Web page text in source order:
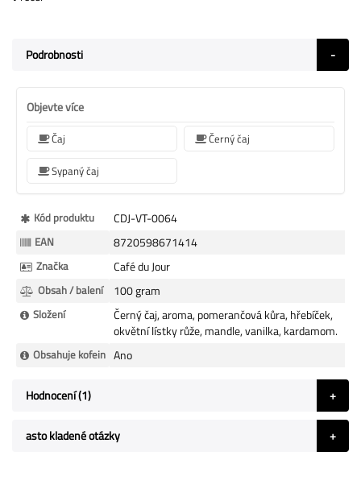
Podrobnosti
Objevte více
Čaj
Černý čaj
Sypaný čaj
Více
informací
Kód produktu CDJ-VT-0064
EAN 8720598671414
Značka Café du Jour
Obsah / balení 100 gram
Složení
Černý čaj, aroma, pomerančová kůra, hřebíček,
okvětní lístky růže, mandle, vanilka, kardamom.
Obsahuje kofein Ano
Hodnocení 1
asto kladené otázky